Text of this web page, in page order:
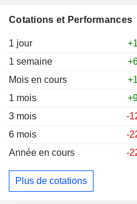
Cotations et Performances
1 jour
1 semaine
Mois en cours
1 mois
3 mois
-
6 mois
-
Année en cours
-
Plus de cotations